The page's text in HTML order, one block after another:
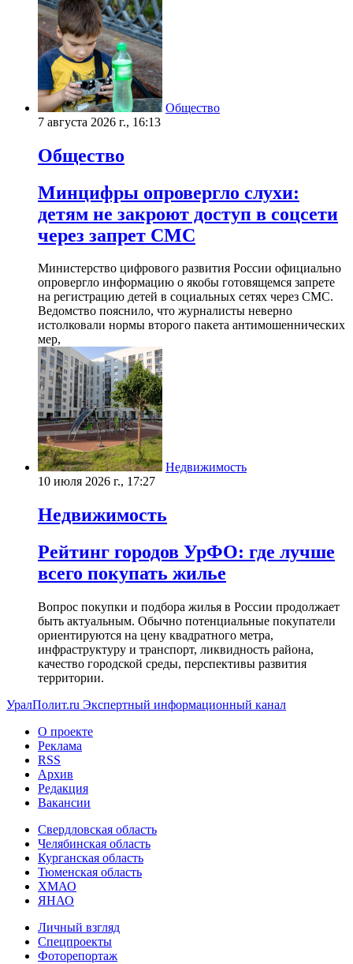
Общество
7 августа 2026 г., 16:13
Общество
Минцифры опровергло слухи:
детям не закроют доступ в соцсети
через запрет СМС
Министерство цифрового развития России официально
опровергло информацию о якобы готовящемся запрете
на регистрацию детей в социальных сетях через СМС.
Ведомство пояснило, что журналисты неверно
истолковали нормы второго пакета антимошеннических
мер,
Недвижимость
10 июля 2026 г., 17:27
Недвижимость
Рейтинг городов УрФО: где лучше
всего покупать жилье
Вопрос покупки и подбора жилья в России продолжает
быть актуальным. Обычно потенциальные покупатели
ориентируются на цену квадратного метра,
инфраструктуру и транспорт, ликвидность района,
качество городской среды, перспективы развития
территории.
УралПолит.ru Экспертный информационный канал
О проекте
Реклама
RSS
Архив
Редакция
Вакансии
Свердловская область
Челябинская область
Курганская область
Тюменская область
ХМАО
ЯНАО
Личный взгляд
Спецпроекты
Фоторепортаж